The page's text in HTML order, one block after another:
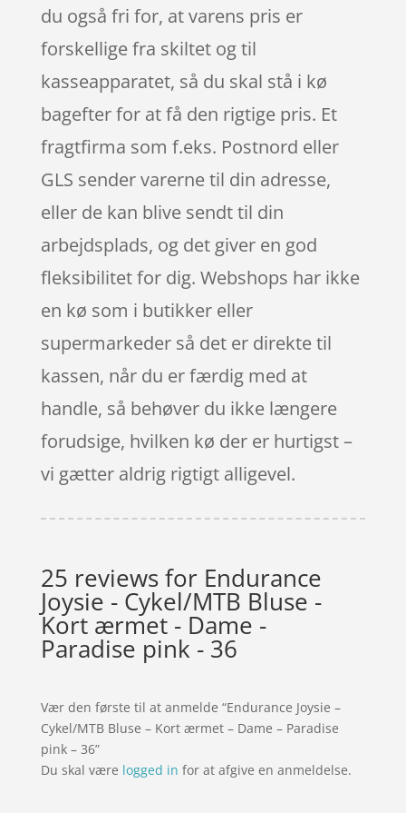
du også fri for, at varens pris er
forskellige fra skiltet og til
kasseapparatet, så du skal stå i kø
bagefter for at få den rigtige pris. Et
fragtfirma som f.eks. Postnord eller
GLS sender varerne til din adresse,
eller de kan blive sendt til din
arbejdsplads, og det giver en god
fleksibilitet for dig. Webshops har ikke
en kø som i butikker eller
supermarkeder så det er direkte til
kassen, når du er færdig med at
handle, så behøver du ikke længere
forudsige, hvilken kø der er hurtigst –
vi gætter aldrig rigtigt alligevel.
25 reviews for Endurance
Joysie - Cykel/MTB Bluse -
Kort ærmet - Dame -
Paradise pink - 36
Vær den første til at anmelde “Endurance Joysie –
Cykel/MTB Bluse – Kort ærmet – Dame – Paradise
pink – 36”
Du skal være logged in for at afgive en anmeldelse.